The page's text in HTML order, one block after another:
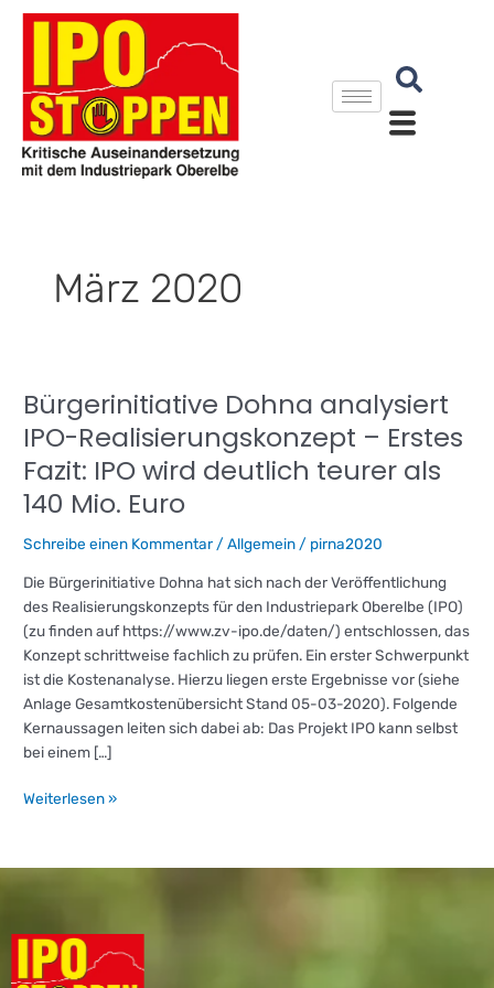
Zum
März 2020
Bürgerinitiative Dohna analysiert
IPO-Realisierungskonzept – Erstes
Fazit: IPO wird deutlich teurer als
140 Mio. Euro
Schreibe einen Kommentar /Allgemein / pirna2020
Die Bürgerinitiative Dohna hat sich nach der Veröffentlichung
des Realisierungskonzepts für den Industriepark Oberelbe (IPO)
(zu finden auf https://www.zv-ipo.de/daten/) entschlossen, das
Konzept schrittweise fachlich zu prüfen. Ein erster Schwerpunkt
ist die Kostenanalyse. Hierzu liegen erste Ergebnisse vor (siehe
Anlage Gesamtkostenübersicht Stand 05-03-2020). Folgende
Kernaussagen leiten sich dabei ab: Das Projekt IPO kann selbst
bei einem […]
Bürgerinitiative
analysiert
IPO-
Realisierungskonzept
Erstes
IPO
wird
deutlich
teurer
als
140
Mio.
Euro
Weiterlesen »